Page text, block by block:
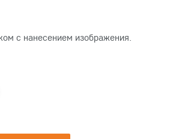
с нанесением изображения.